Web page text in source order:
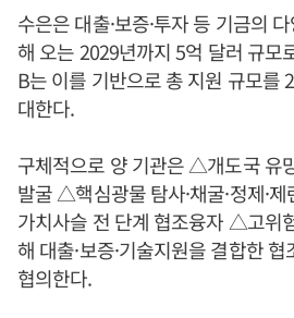
수은은 대출·보증·투자 등 기금의
해 오는 2029년까지 5억 달러 규모
B는 이를 기반으로 총 지원 규모를
대한다.
구체적으로 양 기관은 △개도국 유
발굴 △핵심광물 탐사·채굴·정제·
가치사슬 전 단계 협조융자 △고위
해 대출·보증·기술지원을 결합한
협의한다.